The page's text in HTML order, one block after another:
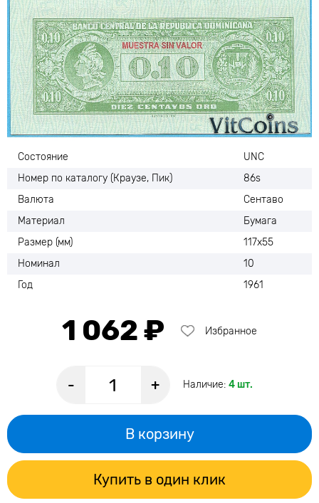
Состояние
UNC
Номер по каталогу (Краузе, Пик)
86s
Валюта
Сентаво
Материал
Бумага
Размер (мм)
117х55
Номинал
10
Год
1961
1 062 ₽ Избранное
- + Наличие: 4 шт.
В корзину
Купить в один клик